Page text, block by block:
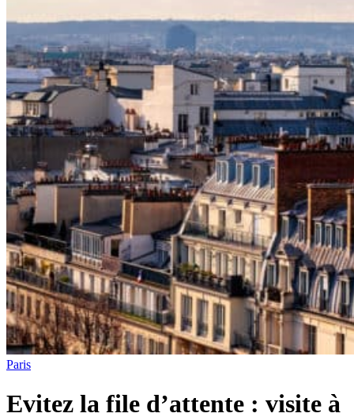
Paris
Evitez la file d’attente : visite à